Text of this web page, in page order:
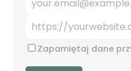
Zapamiętaj dane